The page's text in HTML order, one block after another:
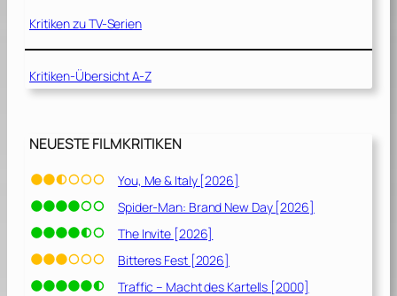
Kritiken zu TV-Serien
Kritiken-Übersicht A-Z
NEUESTE FILMKRITIKEN
You, Me & Italy [2026]
Spider-Man: Brand New Day [2026]
The Invite [2026]
Bitteres Fest [2026]
Traffic – Macht des Kartells [2000]